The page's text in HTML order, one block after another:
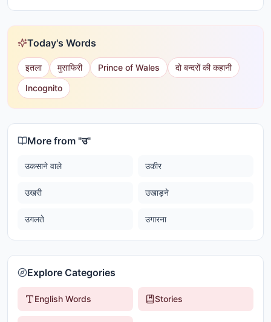
Today's Words
इतला मुसाफिरी Prince of Wales
दो बन्दरों की कहानी
Incognito
More from "उ"
उकसाने वाले उकीर
उखरी उखाड़ने
उगलते उगारना
Explore Categories
English Words Stories